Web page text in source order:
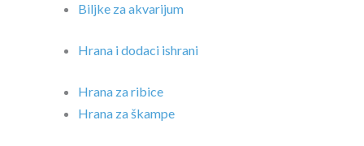
Biljke za akvarijum
Hrana i dodaci ishrani
Hrana za ribice
Hrana za škampe